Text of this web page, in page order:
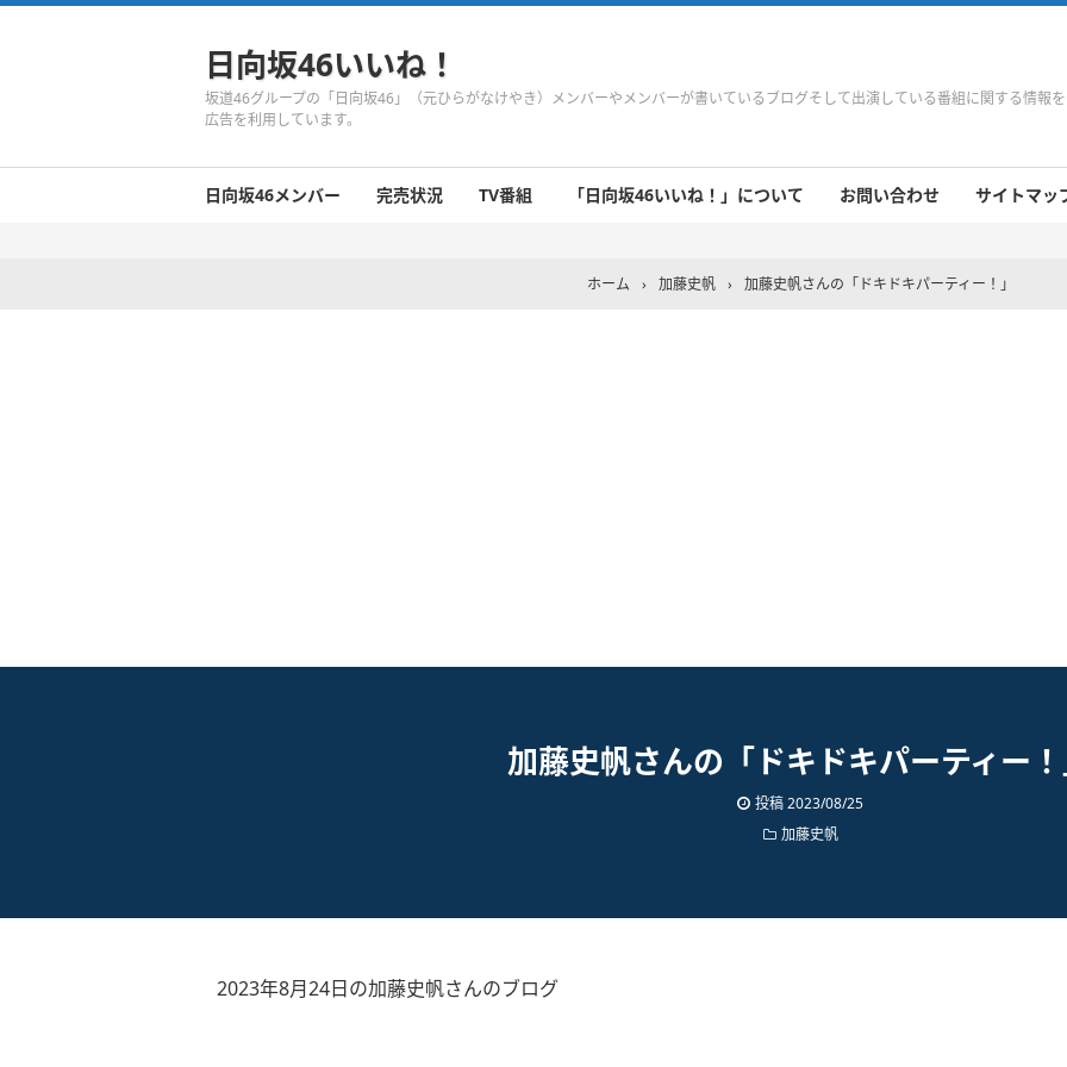
日向坂46いいね！
坂道46グループの「日向坂46」（元ひらがなけやき）メンバーやメンバーが書いているブログそして出演している番組に関する情報
広告を利用しています。
日向坂46メンバー 完売状況 TV番組 「日向坂46いいね！」について お問い合わせ サイトマッ
ホーム › 加藤史帆 › 加藤史帆さんの「ドキドキパーティー！」
加藤史帆さんの「ドキドキパーティー！
投稿2023/08/25
加藤史帆
2023年8月24日の加藤史帆さんのブログ